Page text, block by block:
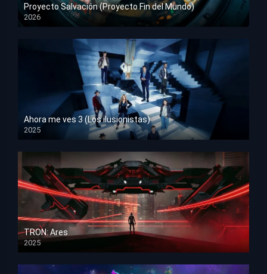
Proyecto Salvación (Proyecto Fin del Mundo)
2026
HD 1080p
Ahora me ves 3 (Los ilusionistas)
2025
HD 1080p
TRON: Ares
2025
HD 1080p